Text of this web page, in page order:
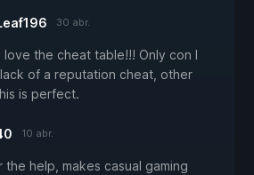
30 abr.
love the cheat table!!! Only con I
of a reputation cheat, other
is perfect.
10 abr.
the help, makes casual gaming